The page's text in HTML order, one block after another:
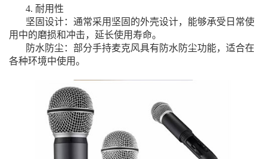
4. 耐用性
坚固设计：通常采用坚固的外壳设计，能够承受日常使
用中的磨损和冲击，延长使用寿命。
防水防尘：部分手持麦克风具有防水防尘功能，适合在
各种环境中使用。